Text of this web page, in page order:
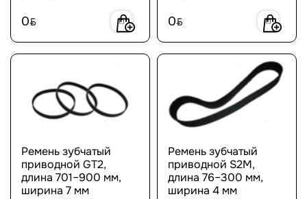
0BYN 0BYN
Ремень зубчатый
приводной GT2,
длина 701–900 мм,
ширина 7 мм
Ремень зубчатый
приводной S2M,
длина 76–300 мм,
ширина 4 мм